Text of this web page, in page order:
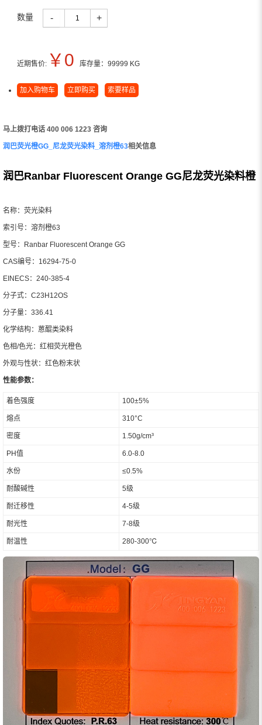
数量 - +
近期售价: ￥0 库存量： 99999 KG
加入购物车 立即购买 索要样品
马上拨打电话 400 006 1223 咨询
润巴荧光橙GG_尼龙荧光染料_溶剂橙63相关信息
润巴Ranbar Fluorescent Orange GG尼龙荧光染料橙
名称：荧光染料
索引号：溶剂橙63
型号：Ranbar Fluorescent Orange GG
CAS编号：16294-75-0
EINECS：240-385-4
分子式：C23H12OS
分子量：336.41
化学结构：蒽醌类染料
色相/色光：红相荧光橙色
外观与性状：红色粉末状
性能参数：
着色强度 100±5%
熔点 310°C
密度 1.50g/cm³
PH值 6.0-8.0
水份 ≤0.5%
耐酸碱性 5级
耐迁移性 4-5级
耐光性 7-8级
耐温性 280-300℃